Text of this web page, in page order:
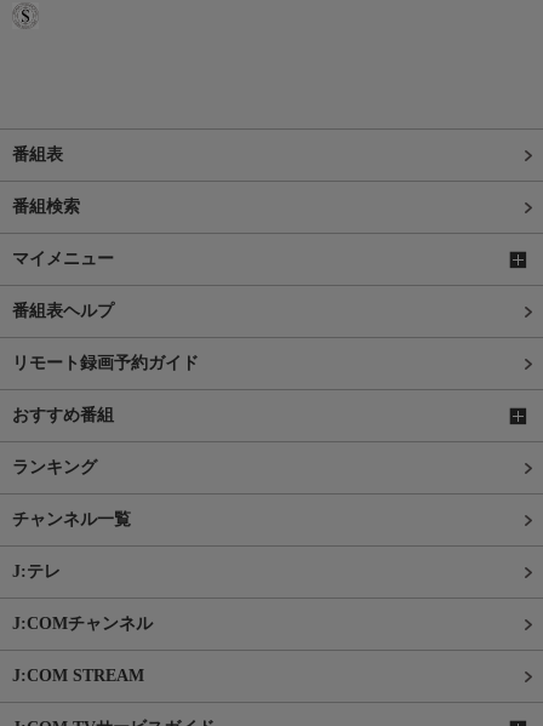
番組表
番組検索
マイメニュー
番組表ヘルプ
リモート録画予約ガイド
おすすめ番組
ランキング
チャンネル一覧
J:テレ
J:COMチャンネル
J:COM STREAM